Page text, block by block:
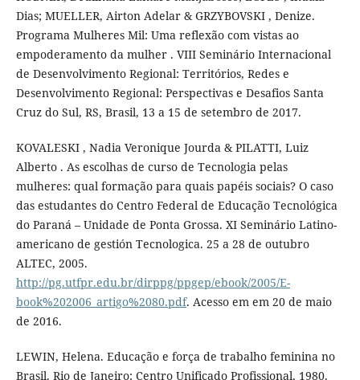
Dias; MUELLER, Airton Adelar & GRZYBOVSKI , Denize.
Programa Mulheres Mil: Uma reflexão com vistas ao
empoderamento da mulher . VIII Seminário Internacional
de Desenvolvimento Regional: Territórios, Redes e
Desenvolvimento Regional: Perspectivas e Desafios Santa
Cruz do Sul, RS, Brasil, 13 a 15 de setembro de 2017.
KOVALESKI , Nadia Veronique Jourda & PILATTI, Luiz
Alberto . As escolhas de curso de Tecnologia pelas
mulheres: qual formação para quais papéis sociais? O caso
das estudantes do Centro Federal de Educação Tecnológica
do Paraná – Unidade de Ponta Grossa. XI Seminário Latino-
americano de gestión Tecnologica. 25 a 28 de outubro
ALTEC, 2005.
http://pg.utfpr.edu.br/dirppg/ppgep/ebook/2005/E-
book%202006_artigo%2080.pdf. Acesso em em 20 de maio
de 2016.
LEWIN, Helena. Educação e força de trabalho feminina no
Brasil. Rio de Janeiro: Centro Unificado Profissional, 1980.